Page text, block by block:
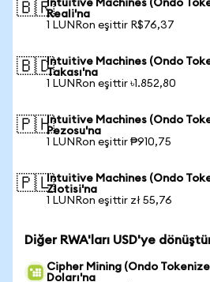
🇧🇷Intuitive Machines (Ondo
Reali'na
1 LUNRon eşittir R$76,37
🇧🇩Intuitive Machines (Ondo
Takası'na
1 LUNRon eşittir ৳1.852,80
🇵🇭Intuitive Machines (Ondo
Pezosu'na
1 LUNRon eşittir ₱910,75
🇵🇱Intuitive Machines (Ondo
Zlotisi'na
1 LUNRon eşittir zł 55,76
Diğer RWA'ları USD'ye
Cipher Mining (Ondo
Doları'na